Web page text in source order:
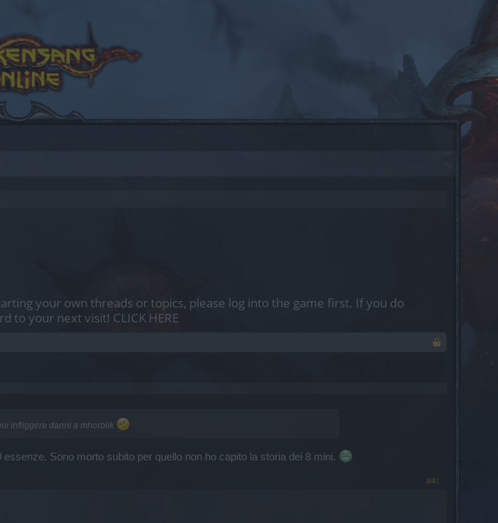
your own threads or topics, please log into the game first. If you do
to your next visit! CLICK HERE
infliggere danni a mhorblik
Sono morto subito per quello non ho capito la storia dei 8 mini.
#41